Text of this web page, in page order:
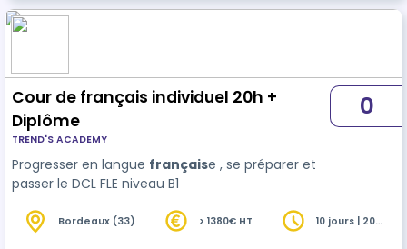
Cour de français individuel 20h +
Diplôme
TREND'S ACADEMY
Progresser en langue française , se préparer et
passer le DCL FLE niveau B1
0
Bordeaux (33) > 1380€ HT
10 jours | 20